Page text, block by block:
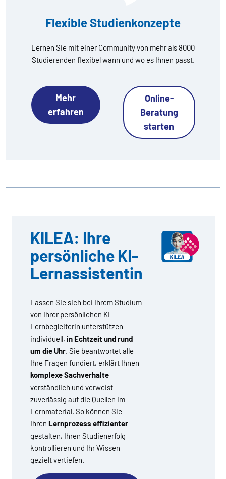
Flexible Studienkonzepte
Lernen Sie mit einer Community von mehr als 8000
Studierenden flexibel wann und wo es Ihnen passt.
Mehr
erfahren
Online-
Beratung
starten
KILEA: Ihre
persönliche KI-
Lernassistentin
Lassen Sie sich bei Ihrem Studium
von Ihrer persönlichen KI-
Lernbegleiterin unterstützen –
individuell, in Echtzeit und rund
um die Uhr. Sie beantwortet alle
Ihre Fragen fundiert, erklärt Ihnen
komplexe Sachverhalte
verständlich und verweist
zuverlässig auf die Quellen im
Lernmaterial. So können Sie
Ihren Lernprozess effizienter
gestalten, Ihren Studienerfolg
kontrollieren und Ihr Wissen
gezielt vertiefen.